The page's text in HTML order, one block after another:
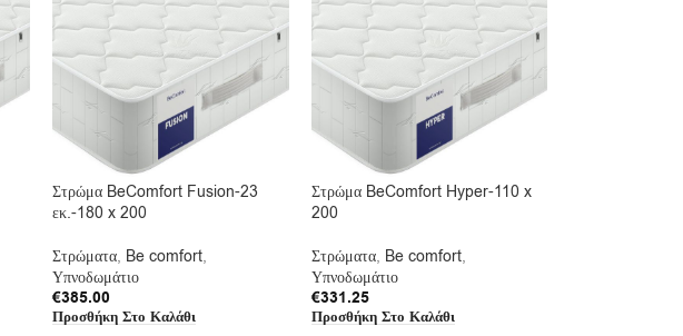
Στρώμα BeComfort Fusion-23
εκ.-180 x 200
Στρώματα, Be comfort,
Υπνοδωμάτιο
€385.00
Προσθήκη Στο Καλάθι
Στρώμα BeComfort Hyper-110 x
200
Στρώματα, Be comfort,
Υπνοδωμάτιο
€331.25
Προσθήκη Στο Καλάθι